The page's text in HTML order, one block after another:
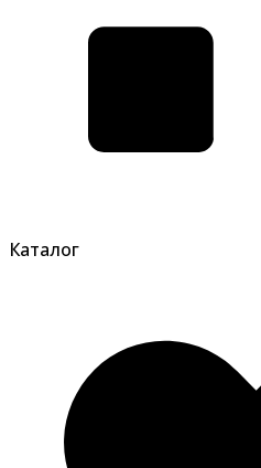
Каталог